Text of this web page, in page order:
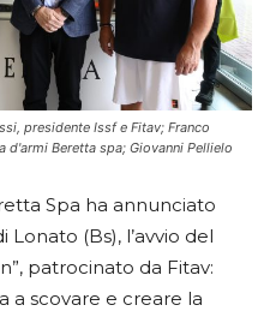
presidente Issf e Fitav; Franco
d'armi Beretta spa; Giovanni Pellielo
Spa ha annunciato
Lonato (Bs), l’avvio del
patrocinato da Fitav:
a scovare e creare la